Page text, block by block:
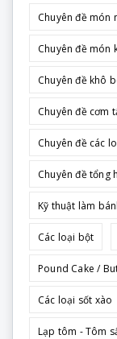
Chuyên đề món
Chuyên đề món
Chuyên đề khô
Chuyên đề cơm
Chuyên đề các
Chuyên đề tổng
Kỹ thuật làm
Các loại bột
Pound Cake /
Các loại sốt xào
Lạp tôm - Tôm